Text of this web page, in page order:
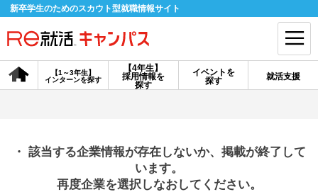
新卒学生のためのスカウト型就職情報サイト
【4年生】
採用情報を
探す
【1～3年生】
インターンを探す
イベントを
探す
就活支援
会員登録 ログイン
探す
・ 該当する企業情報が存在しないか、掲載が終了して
います。
再度企業を選択しなおしてください。